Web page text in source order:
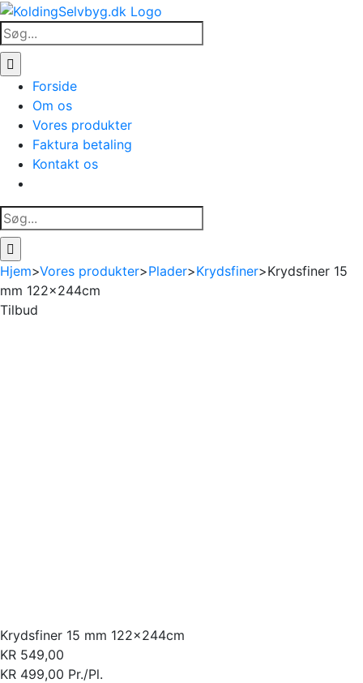
Skip
to
content
Søg
efter:
Forside
Om os
Vores produkter
Faktura betaling
Kontakt os
Søg
efter:
Hjem>Vores produkter>Plader>Krydsfiner>Krydsfiner 15
mm 122x244cm
Tilbud
Krydsfiner 15 mm 122x244cm
KR 549,00
KR 499,00 Pr./Pl.